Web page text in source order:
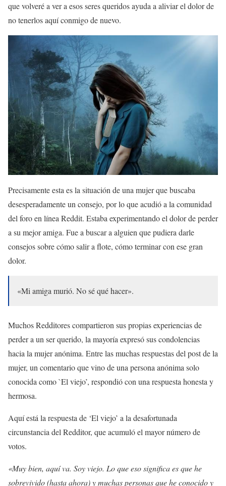
que volveré a ver a esos seres queridos ayuda a aliviar el dolor de
no tenerlos aquí conmigo de nuevo.
Precisamente esta es la situación de una mujer que buscaba
desesperadamente un consejo, por lo que acudió a la comunidad
del foro en línea Reddit. Estaba experimentando el dolor de perder
a su mejor amiga. Fue a buscar a alguien que pudiera darle
consejos sobre cómo salir a flote, cómo terminar con ese gran
dolor.
«Mi amiga murió. No sé qué hacer».
Muchos Redditores compartieron sus propias experiencias de
perder a un ser querido, la mayoría expresó sus condolencias
hacia la mujer anónima. Entre las muchas respuestas del post de la
mujer, un comentario que vino de una persona anónima solo
conocida como `El viejo’, respondió con una respuesta honesta y
hermosa.
Aquí está la respuesta de ‘El viejo’ a la desafortunada
circunstancia del Redditor, que acumuló el mayor número de
votos.
«Muy bien, aquí va. Soy viejo. Lo que eso significa es que he
sobrevivido (hasta ahora) y muchas personas que he conocido y